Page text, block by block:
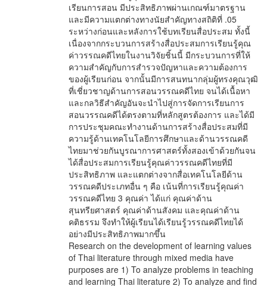
เรียนการสอน มีประสิทธิภาพผ่านเกณฑ์มาตรฐาน
และมีความแตกต่างทางนัยสำคัญทางสถิติที่ .05
ระหว่างก่อนและหลังการใช้บทเรียนสื่อประสม ทั้งนี้
เนื่องจากกระบวนการสร้างสื่อประสมการเรียนรู้คุณ
ค่าวรรณคดีไทยในงานวิจัยชิ้นนี้ มีกระบวนการที่ให้
ความสำคัญกับการสำรวจปัญหาและความต้องการ
ของผู้เรียนก่อน จากนั้นมีการสนทนากลุ่มผู้ทรงคุณวุฒิ
ที่เชี่ยวชาญด้านการสอนวรรณคดีไทย จนได้เนื้อหา
และกลวิธีสำคัญอันจะนำไปสู่การจัดการเรียนการ
สอนวรรณคดีได้ตรงตามที่หลักสูตรต้องการ และได้มี
การประชุมคณะทำงานด้านการสร้างสื่อประสมที่มี
ความรู้ด้านเทคโนโลยีการศึกษาและด้านวรรณคดี
ไทยมาช่วยกันบูรณาการศาสตร์ทั้งสองเข้าด้วยกันจน
ได้สื่อประสมการเรียนรู้คุณค่าวรรณคดีไทยที่มี
ประสิทธิภาพ และแตกต่างจากสื่อเทคโนโลยีด้าน
วรรณคดีประเภทอื่น ๆ คือ เน้นที่การเรียนรู้คุณค่า
วรรณคดีไทย 3 คุณค่า ได้แก่ คุณค่าด้าน
สุนทรียศาสตร์ คุณค่าด้านสังคม และคุณค่าด้าน
คติธรรม จึงทำให้ผู้เรียนได้เรียนรู้วรรณคดีไทยได้
อย่างมีประสิทธิภาพมากขึ้น
Research on the development of learning values
of Thai literature through mixed media have
purposes are 1) To analyze problems in teaching
and learning Thai literature 2) To analyze and find